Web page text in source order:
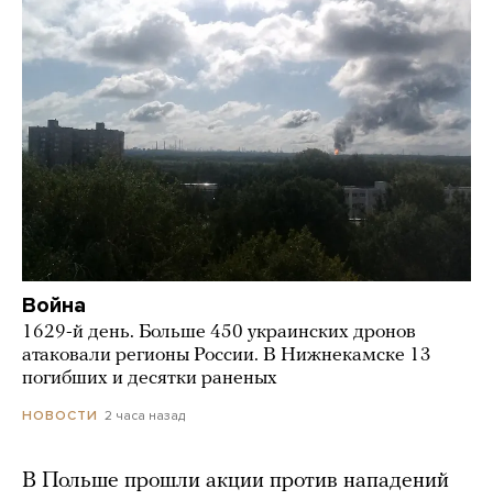
Война
1629-й день. Больше 450 украинских дронов
атаковали регионы России. В Нижнекамске 13
погибших и десятки раненых
НОВОСТИ 2 часа назад
В Польше прошли акции против нападений